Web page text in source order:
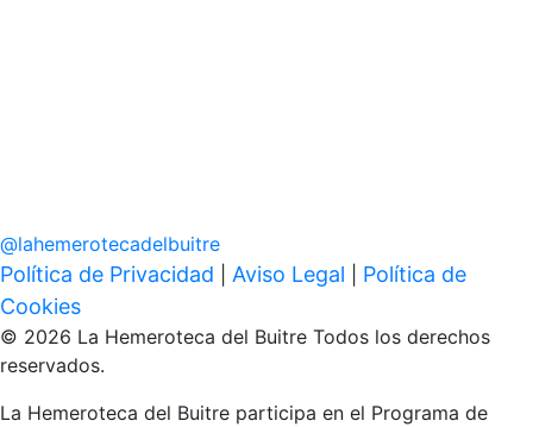
@lahemerotecadelbuitre
Política de Privacidad Aviso Legal
Política de
Cookies
© 2026 La Hemeroteca del Buitre Todos los derechos
reservados.
La Hemeroteca del Buitre participa en el Programa de